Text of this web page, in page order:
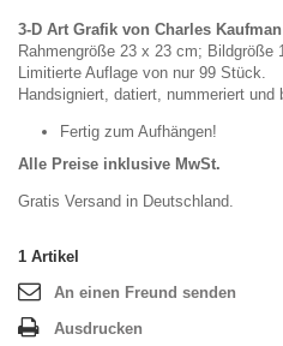
3-D Art Grafik von Charles Kaufman
Rahmengröße 23 x 23 cm; Bildgröße
Limitierte Auflage von nur 99 Stück.
Handsigniert, datiert, nummeriert
Fertig zum Aufhängen!
Alle Preise inklusive MwSt.
Gratis Versand in Deutschland.
1 Artikel
An einen Freund senden
Ausdrucken